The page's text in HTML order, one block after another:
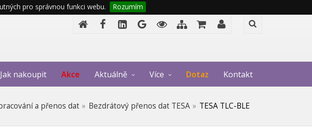
pro správnou funkci webu. Rozumím
nakoupit Akce Aktuálně Více Dotaz Kontakt
a přenos dat Bezdrátový přenos dat TESA TESA TLC-BLE